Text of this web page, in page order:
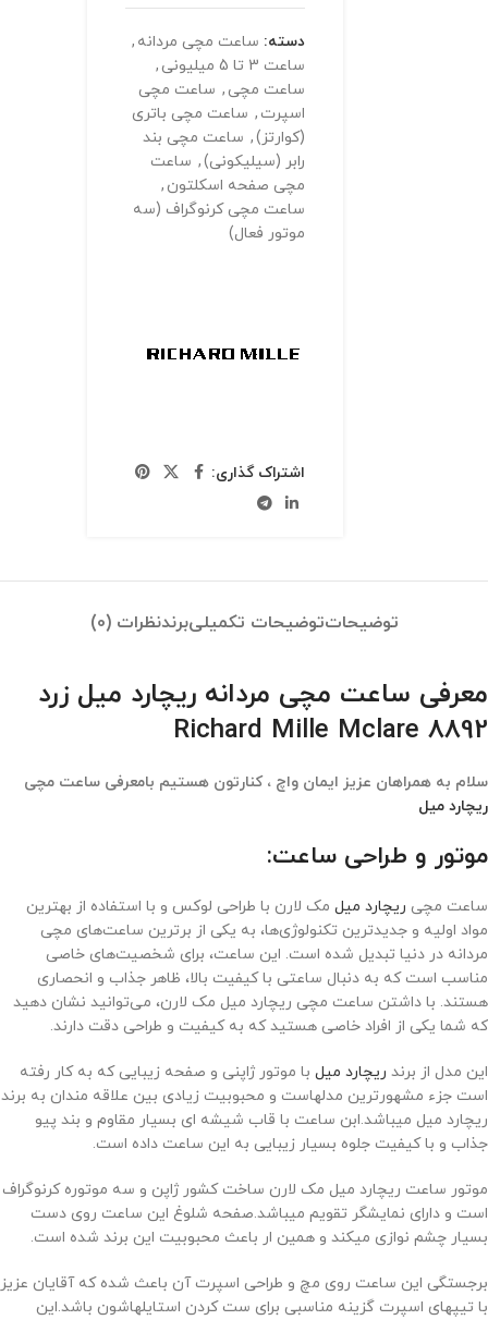
دسته: ساعت مچی مردانه ,
ساعت 3 تا 5 میلیونی
,
ساعت مچی , ساعت مچی
اسپرت , ساعت مچی باتری
(کوارتز), ساعت مچی بند
رابر (سیلیکونی), ساعت
مچی صفحه اسکلتون ,
ساعت مچی کرنوگراف (سه
موتور فعال)
اشتراک گذاری:
توضیحاتتوضیحات تکمیلیبرندنظرات (0)
معرفی ساعت مچی مردانه ریچارد میل زرد
8892 Richard Mille Mclare
سلام به همراهان عزیز ایمان واچ ، کنارتون هستیم بامعرفی ساعت مچی
ریچارد میل
موتور و طراحی ساعت:
ساعت مچی ریچارد میل مک لارن با طراحی لوکس و با استفاده از بهترین
مواد اولیه و جدیدترین تکنولوژی‌ها، به یکی از برترین ساعت‌های مچی
مردانه در دنیا تبدیل شده است. این ساعت، برای شخصیت‌های خاصی
مناسب است که به دنبال ساعتی با کیفیت بالا، ظاهر جذاب و انحصاری
هستند. با داشتن ساعت مچی ریچارد میل مک لارن، می‌توانید نشان دهید
که شما یکی از افراد خاصی هستید که به کیفیت و طراحی دقت دارند.
این مدل از برند ریچارد میل با موتور ژاپنی و صفحه زیبایی که به کار رفته
است جزء مشهورترین مدلهاست و محبوبیت زیادی بین علاقه مندان به برند
ریچارد میل میباشد.ابن ساعت با قاب شیشه ای بسیار مقاوم و بند پیو
جذاب و با کیفیت جلوه بسیار زیبایی به این ساعت داده است.
موتور ساعت ریچارد میل مک لارن ساخت کشور ژاپن و سه موتوره کرنوگراف
است و دارای نمایشگر تقویم میباشد.صفحه شلوغ این ساعت روی دست
بسیار چشم نوازی میکند و همین ار باعث محبوبیت این برند شده است.
برجستگی این ساعت روی مچ و طراحی اسپرت آن باعث شده که آقایان عزیز
با تیپهای اسپرت گزینه مناسبی برای ست کردن استایلهاشون باشد.این